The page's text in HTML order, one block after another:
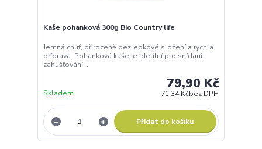
Kaše pohanková 300g Bio Country life
Jemná chuť, přirozeně bezlepkové složení a rychlá
příprava. Pohanková kaše je ideální pro snídani i
zahušťování. .
79,90 Kč
71,34 Kčbez DPH
Skladem
Přidat do košíku